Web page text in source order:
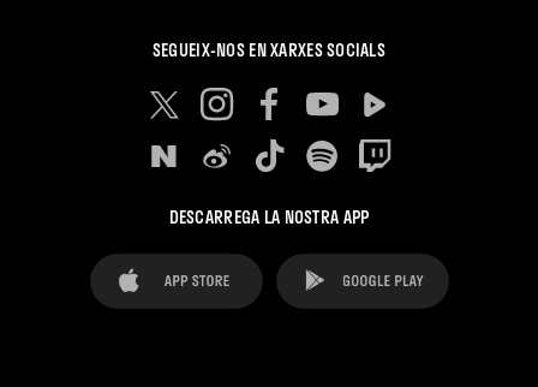
SEGUEIX-NOS EN XARXES SOCIALS
DESCARREGA LA NOSTRA APP